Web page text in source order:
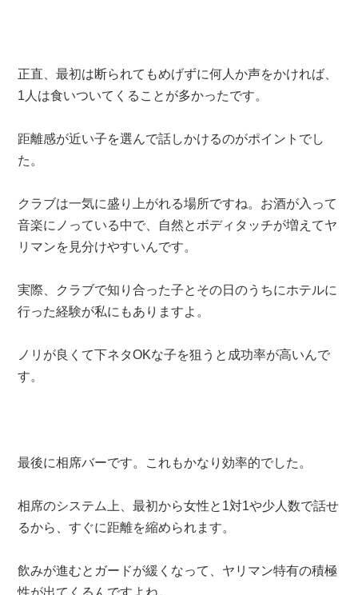
正直、最初は断られてもめげずに何人か声をかければ、
1人は食いついてくることが多かったです。
距離感が近い子を選んで話しかけるのがポイントでし
た。
クラブは一気に盛り上がれる場所ですね。お酒が入って
音楽にノっている中で、自然とボディタッチが増えてヤ
リマンを見分けやすいんです。
実際、クラブで知り合った子とその日のうちにホテルに
行った経験が私にもありますよ。
ノリが良くて下ネタOKな子を狙うと成功率が高いんで
す。
最後に相席バーです。これもかなり効率的でした。
相席のシステム上、最初から女性と1対1や少人数で話せ
るから、すぐに距離を縮められます。
飲みが進むとガードが緩くなって、ヤリマン特有の積極
性が出てくるんですよね。